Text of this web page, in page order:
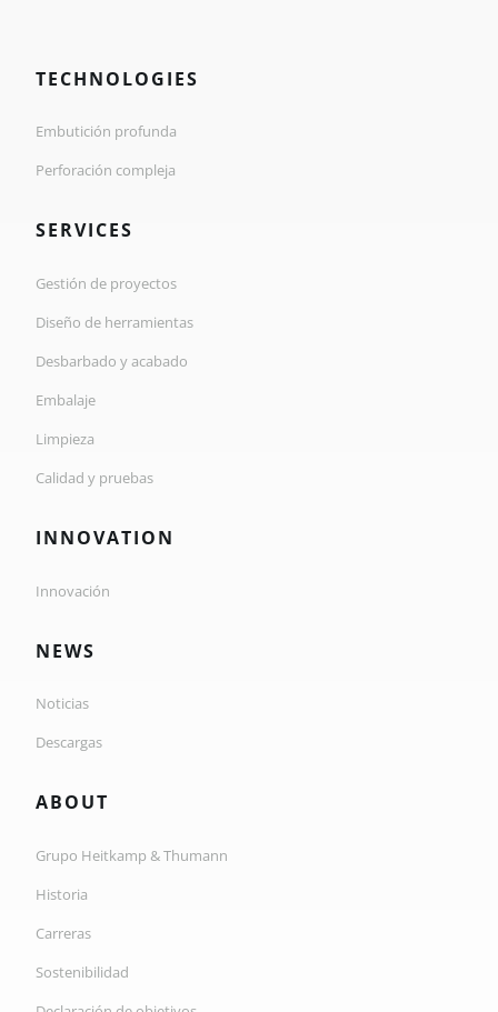
TECHNOLOGIES
Embutición profunda
Perforación compleja
SERVICES
Gestión de proyectos
Diseño de herramientas
Desbarbado y acabado
Embalaje
Limpieza
Calidad y pruebas
INNOVATION
Innovación
NEWS
Noticias
Descargas
ABOUT
Grupo Heitkamp & Thumann
Historia
Carreras
Sostenibilidad